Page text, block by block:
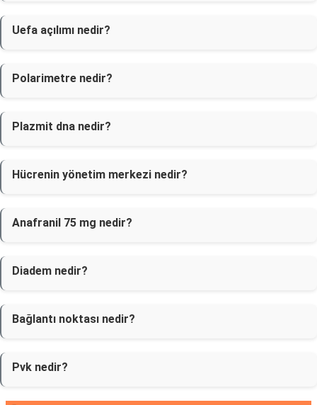
Uefa açılımı nedir?
Polarimetre nedir?
Plazmit dna nedir?
Hücrenin yönetim merkezi nedir?
Anafranil 75 mg nedir?
Diadem nedir?
Bağlantı noktası nedir?
Pvk nedir?